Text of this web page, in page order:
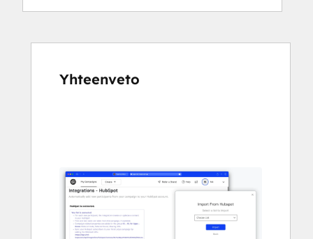
Yhteenveto
nuolipainikkeita